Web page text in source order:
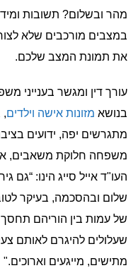
מהר ובשלום? תשובות
במצבים מורכבים שלא
את תמונת המצב שלכם.
עורך דין ומגשר בענייני
בנושא מזונות אישה וילדים,
מתגרשים יפה, ידועים
משפחה חלוקת משאבים,
העו"ד אייל סייג הינו: “גם
שלום ובהסכמה, בעיקר
של עמות בין הוריהם
שעלולים להיגרם לאותם
מתישים, מייגעים וארוכים."